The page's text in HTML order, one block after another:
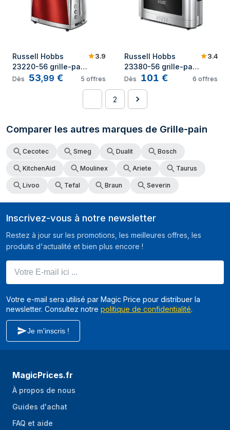
Russell Hobbs
23220-56 grille-pain
2 part(s) Rouge
3.9
Dès 53,99 € 5 offres
Russell Hobbs
23380-56 grille-pain
2 part(s) Gris
3.4
Dès 101 € 6 offres
2
Comparer les autres marques de Grille-pain
Cecotec Smeg Dualit Bosch
KitchenAid Moulinex Ariete Taurus
Livoo Tefal Braun Severin
Inscrivez-vous à notre newsletter
Restez à jour sur les promotions, les meilleures offres, les
produits d'actualité et bien plus encore !
Votre e-mail sera utilisé par Magic Price pour distribuer la
newsletter. Consultez notre politique de confidentialité.
Je m'inscris !
MagicPrices.fr
À propos de nous
Guides d'achat
FAQ et aide